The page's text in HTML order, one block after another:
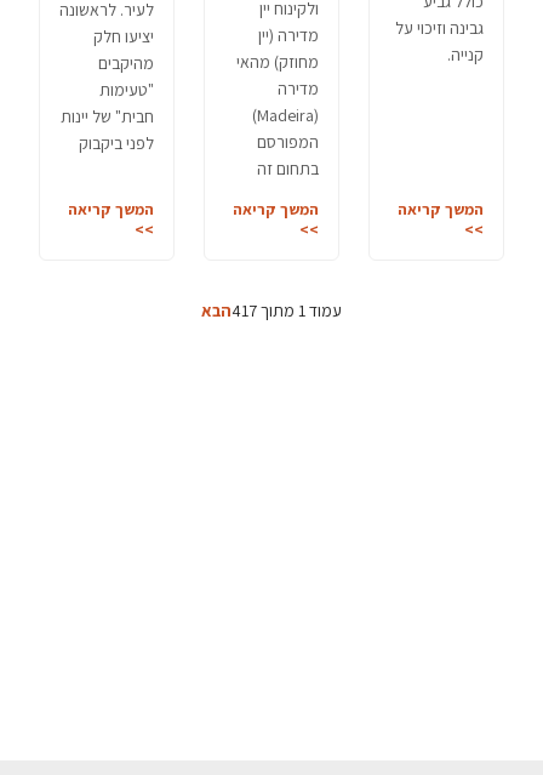
גבינה וזיכוי על
קנייה.
המשך קריאה
>>
ולקינוח יין
מדירה (יין
מחוזק) מהאי
מדירה
(Madeira)
המפורסם
בתחום זה
המשך קריאה
>>
לעיר. לראשונה
יציעו חלק
מהיקבים
"טעימות
חבית" של יינות
לפני ביקבוק
המשך קריאה
>>
עמוד 1 מתוך 417 הבא